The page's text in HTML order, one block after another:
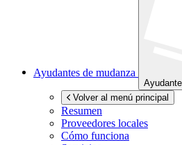
Ayudantes de mudanza
Volver al menú principal
Resumen
Proveedores locales
Cómo funciona